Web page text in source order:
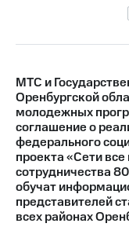
Контакты
Медиа-центр
Пресс-
релизы
МТС
о
о
МТС и
Оренбургской
молодежных
соглашение о
федерального
проекта «Сети
сотрудничества
обучат
представителей
всех районах